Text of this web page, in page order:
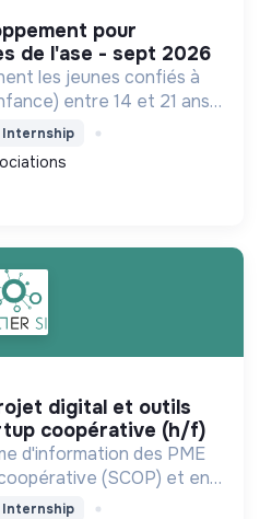
de l'ase - sept 2026
les jeunes confiés à
entre 14 et 21 ans
et professionnel
notre société.
Internship
coopérative (h/f)
d'information des PME
(SCOP) et en
Internship